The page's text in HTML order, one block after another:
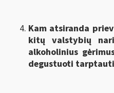
Kam atsiranda
kitų valstybių
alkoholinius
degustuoti